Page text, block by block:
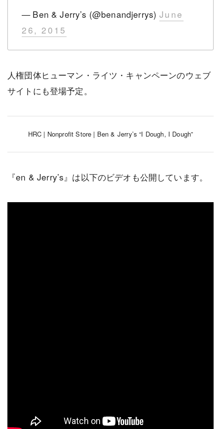
— Ben & Jerry’s (@benandjerrys) June
26, 2015
人権団体ヒューマン・ライツ・キャンペーンのウェブ
サイトにも登場予定。
HRC | Nonprofit Store | Ben & Jerry’s “I Dough, I Dough”
『en & Jerry’s』は以下のビデオも公開しています。